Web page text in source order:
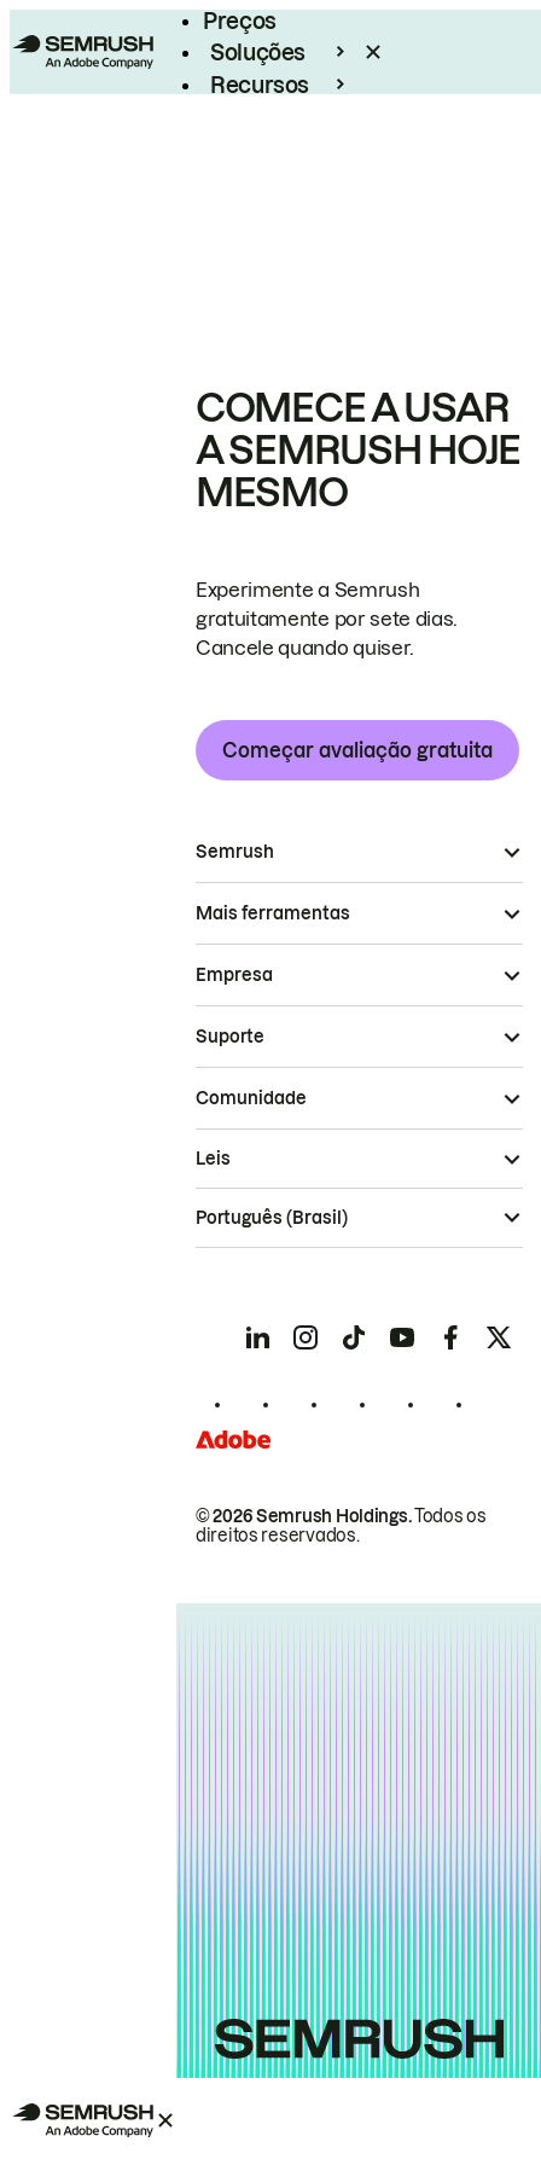
Preços
Soluções
Recursos
COMECE A USAR
A SEMRUSH HOJE
MESMO
Experimente a Semrush
gratuitamente por sete dias.
Cancele quando quiser.
Começar avaliação gratuita
Semrush
Mais ferramentas
Empresa
Suporte
Comunidade
© 2026 Semrush Holdings.Todos os
direitos reservados.
Leis
Português (Brasil)